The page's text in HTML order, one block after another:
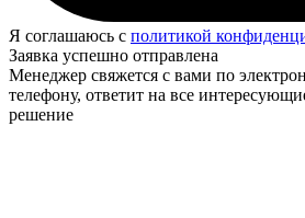
Я соглашаюсь с политикой
Заявка успешно отправлена
Менеджер свяжется с вами по
телефону, ответит на все
решение